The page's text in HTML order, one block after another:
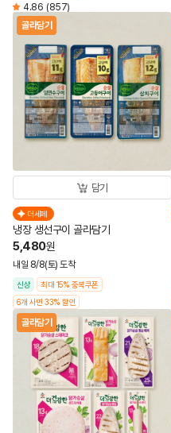
4.86 (857)
골라담기
담기
더세페
냉장 생선구이 골라담기
5,480원
내일 8/8(토) 도착
신상
최대 15% 중복쿠폰
6개 사면 33% 할인
골라담기